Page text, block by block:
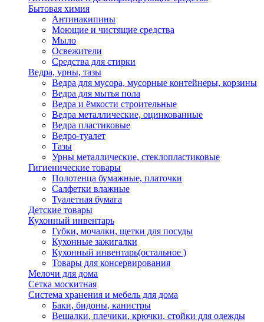
Бытовая химия
Антинакипины
Моющие и чистящие средства
Мыло
Освежители
Средства для стирки
Ведра, урны, тазы
Ведра для мусора, мусорные контейнеры, корзины
Ведра для мытья пола
Ведра и ёмкости строительные
Ведра металлические, оцинкованные
Ведра пластиковые
Ведро-туалет
Тазы
Урны металлические, стеклопластиковые
Гигиенические товары
Полотенца бумажные, платочки
Салфетки влажные
Туалетная бумага
Детские товары
Кухонный инвентарь
Губки, мочалки, щетки для посуды
Кухонные зажигалки
Кухонный инвентарь(остальное )
Товары для консервирования
Мелочи для дома
Сетка москитная
Система хранения и мебель для дома
Баки, бидоны, канистры
Вешалки, плечики, крючки, стойки для одежды